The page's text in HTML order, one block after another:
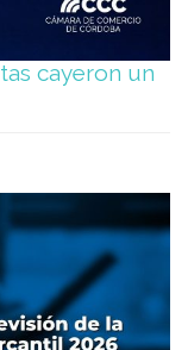
cayeron un